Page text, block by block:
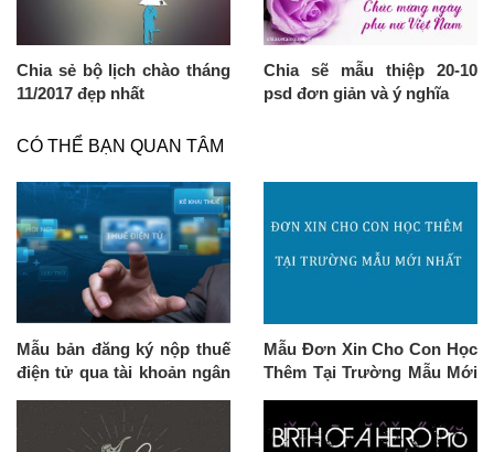
Chia sẻ bộ lịch chào tháng
11/2017 đẹp nhất
Chia sẽ mẫu thiệp 20-10
psd đơn giản và ý nghĩa
CÓ THỂ BẠN QUAN TÂM
Mẫu bản đăng ký nộp thuế
điện tử qua tài khoản ngân
Mẫu Đơn Xin Cho Con Học
Thêm Tại Trường Mẫu Mới